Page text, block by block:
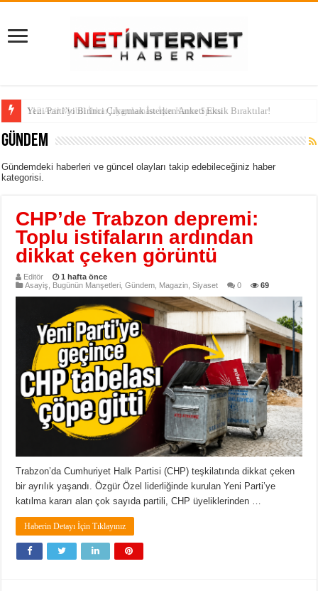
112 Acil Mobil İhbar Uygulaması İçin Kamu Spotu
Gündem
Gündemdeki haberleri ve güncel olayları takip edebileceğiniz haber
kategorisi.
CHP’de Trabzon depremi:
Toplu istifaların ardından
dikkat çeken görüntü
Editör
1 hafta önce
Asayiş
Bugünün Manşetleri ,Gündem Magazin ,Siyaset 0 69
Trabzon’da Cumhuriyet Halk Partisi (CHP) teşkilatında dikkat çeken
bir ayrılık yaşandı. Özgür Özel liderliğinde kurulan Yeni Parti’ye
katılma kararı alan çok sayıda partili, CHP üyeliklerinden …
Haberin Detayı İçin Tıklayınız